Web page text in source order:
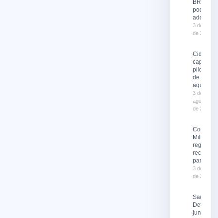
BRT já
podem
3 de
de 2026
Cidade
capacita
pilotos
de moto
aquática
3 de
agosto
de 2026
Corrida
Milhas
registra
recorde
3 de
de 2026
Saúde e
Defesa
juntas no